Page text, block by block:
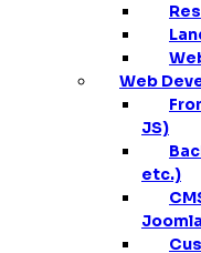
Web
JS)
etc.)